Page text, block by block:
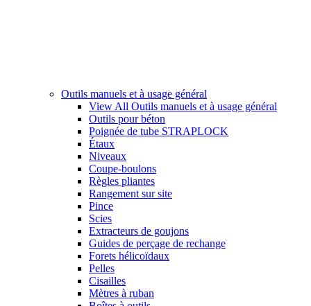
Outils manuels et à usage général
View All Outils manuels et à usage général
Outils pour béton
Poignée de tube STRAPLOCK
Étaux
Niveaux
Coupe-boulons
Règles pliantes
Rangement sur site
Pince
Scies
Extracteurs de goujons
Guides de perçage de rechange
Forets hélicoïdaux
Pelles
Cisailles
Mètres à ruban